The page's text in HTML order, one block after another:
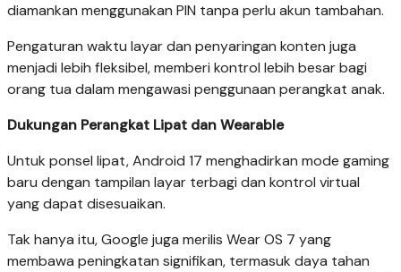
diamankan menggunakan PIN tanpa perlu akun tambahan.
Pengaturan waktu layar dan penyaringan konten juga
menjadi lebih fleksibel, memberi kontrol lebih besar bagi
orang tua dalam mengawasi penggunaan perangkat anak.
Dukungan Perangkat Lipat dan Wearable
Untuk ponsel lipat, Android 17 menghadirkan mode gaming
baru dengan tampilan layar terbagi dan kontrol virtual
yang dapat disesuaikan.
Tak hanya itu, Google juga merilis Wear OS 7 yang
membawa peningkatan signifikan, termasuk daya tahan